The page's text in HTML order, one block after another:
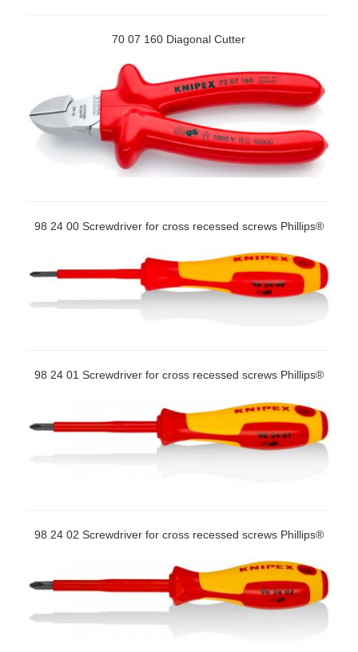
70 07 160 Diagonal Cutter
98 24 00 Screwdriver for cross recessed screws Phillips®
98 24 01 Screwdriver for cross recessed screws Phillips®
98 24 02 Screwdriver for cross recessed screws Phillips®